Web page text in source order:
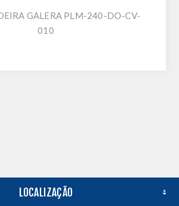
GALERA PLM-240-DO-CV-
010
LOCALIZAÇÃO